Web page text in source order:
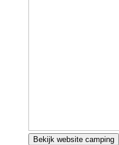
Bekijk website camping